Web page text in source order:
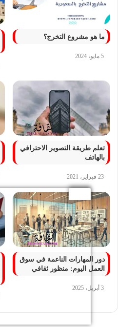
ما هو مشروع التخرج؟
5 مايو، 2024
تعلم طريقة التصوير الاحترافي
بالهاتف
23 فبراير، 2021
دور المهارات الناعمة في سوق
العمل اليوم: منظور ثقافي
3 أبريل، 2025